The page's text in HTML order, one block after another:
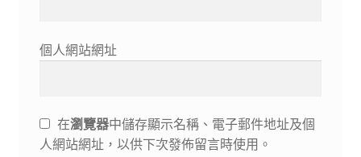
個人網站網址
在瀏覽器中儲存顯示名稱、電子郵件地址及個
人網站網址，以供下次發佈留言時使用。